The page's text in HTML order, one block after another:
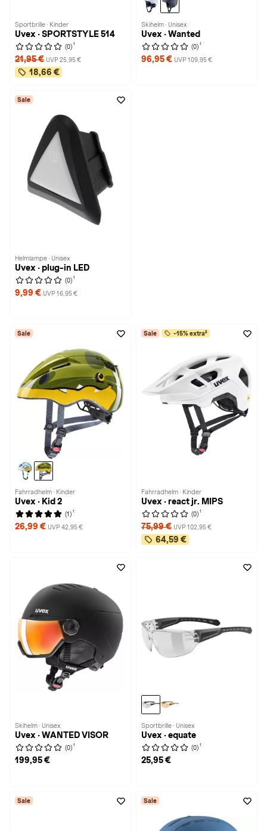
Sportbrille · Kinder
Uvex · SPORTSTYLE 514
(0) 1
21,95 € UVP 25,95 €
18,66 €
Skihelm · Unisex
Uvex · Wanted
(0) 1
96,95 € UVP 109,95 €
Sale
Helmlampe · Unisex
Uvex · plug-in LED
(0) 1
9,99 € UVP 16,95 €
Sale
Fahrradhelm · Kinder
Uvex · Kid 2
(1) 1
26,99 € UVP 42,95 €
Sale -15% extra²
Fahrradhelm · Kinder
Uvex · react jr. MIPS
(0) 1
75,99 € UVP 102,95 €
64,59 €
Skihelm · Unisex
Uvex · WANTED VISOR
(0) 1
199,95 €
Sportbrille · Unisex
Uvex · equate
(0) 1
25,95 €
Sale Sale